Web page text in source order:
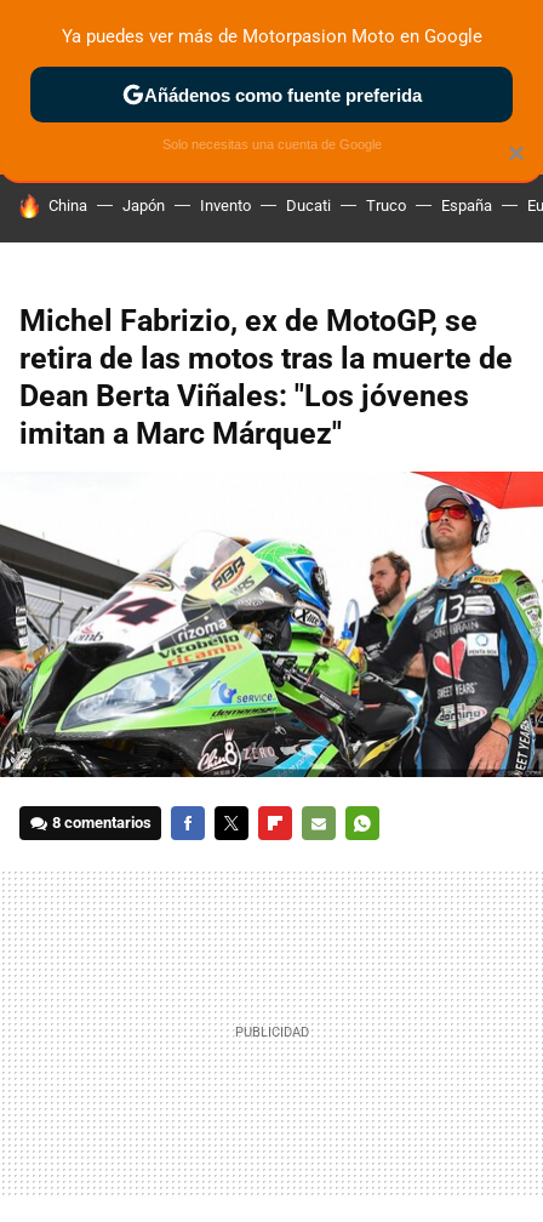
ZONA DE PRUEBAS DEPORTIVAS MOTOS ELÉCTRICAS
HOY SE HABLA DE
China Japón Invento Ducati Truco España
Michel Fabrizio, ex de MotoGP, se
retira de las motos tras la muerte de
Dean Berta Viñales: "Los jóvenes
imitan a Marc Márquez"
8 comentarios
MAIL
×
Ya puedes ver más de Motorpasion Moto en Google
Añádenos como fuente preferida
Solo necesitas una cuenta de Google